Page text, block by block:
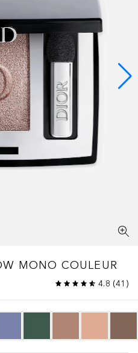
MONO COULEUR
4.8 (41 )